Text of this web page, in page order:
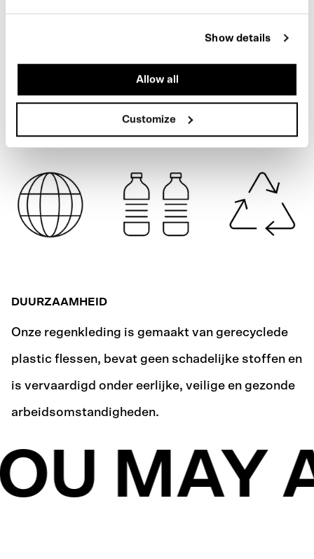
Show details
Allow all
Customize
ARMY GREEN
nieuwsbrief.
DUURZAAMHEID
Onze regenkleding is gemaakt van gerecyclede
plastic flessen, bevat geen schadelijke stoffen en
is vervaardigd onder eerlijke, veilige en gezonde
arbeidsomstandigheden.
MAY